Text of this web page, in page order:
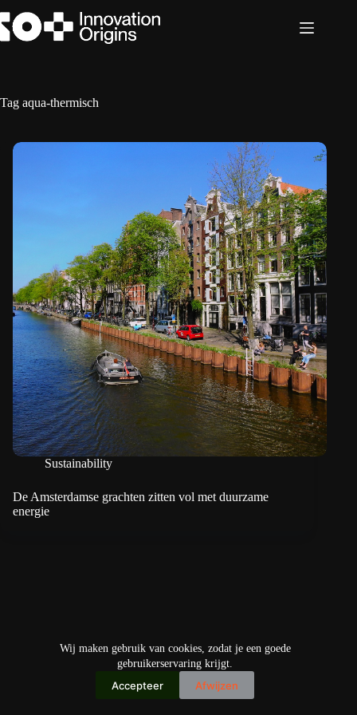
naar
de
Wij maken gebruik van cookies, zodat je een goede
gebruikerservaring krijgt.
Accepteer Afwijzen
Tag aqua-thermisch
Sustainability
De Amsterdamse grachten zitten vol met duurzame
energie